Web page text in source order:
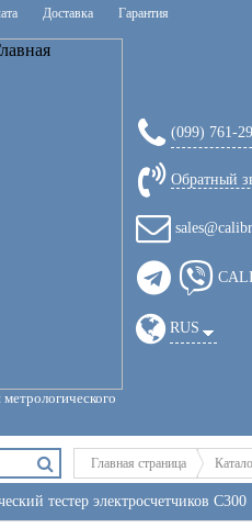
Доставка Гарантия
(099) 761-
Обратный
RUS
Главная страница
тестер электросчетчиков C300